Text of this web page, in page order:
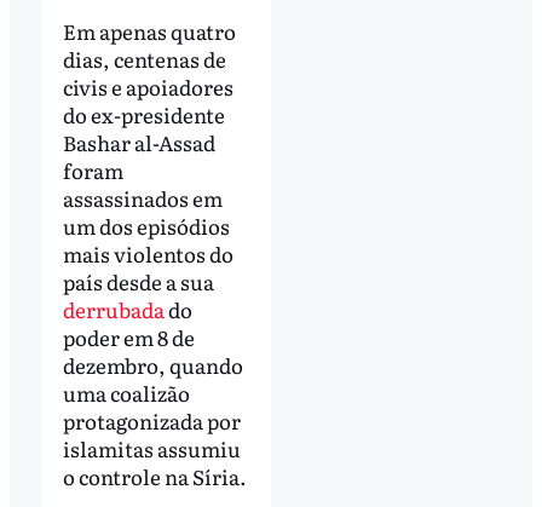
Em apenas quatro
dias, centenas de
civis e apoiadores
do ex-presidente
Bashar al-Assad
foram
assassinados em
um dos episódios
mais violentos do
país desde a sua
derrubadado
poder em 8 de
dezembro, quando
uma coalizão
protagonizada por
islamitas assumiu
o controle na Síria.